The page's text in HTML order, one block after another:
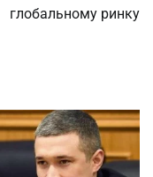
глобальному ринку